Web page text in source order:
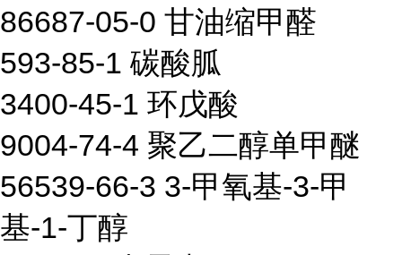
86687-05-0 甘油缩甲醛
593-85-1 碳酸胍
3400-45-1 环戊酸
9004-74-4 聚乙二醇单甲醚
56539-66-3 3-甲氧基-3-甲
基-1-丁醇